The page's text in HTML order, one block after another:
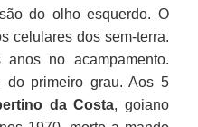
do olho esquerdo. O
celulares dos sem-terra.
no acampamento.
do primeiro grau. Aos 5
da Costa, goiano